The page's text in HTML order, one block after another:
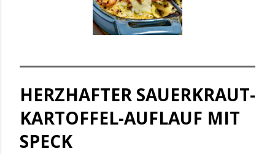
HERZHAFTER SAUERKRAUT-
KARTOFFEL-AUFLAUF MIT
SPECK